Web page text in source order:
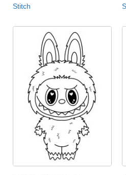
Stitch